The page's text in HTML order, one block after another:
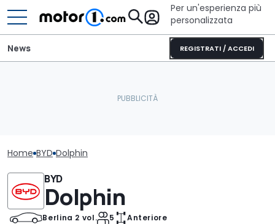
Per un'esperienza più
personalizzata
REGISTRATI / ACCEDI
News
Home BYD Dolphin
BYD
Dolphin
Berlina 2 vol. 5 Anteriore